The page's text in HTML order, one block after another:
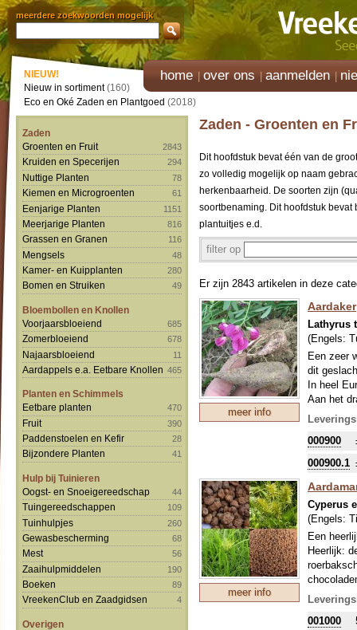
meerdere zoekwoorden mogelijk
home over ons aanmelden
NIEUW!
Nieuw in sortiment(160)
Eco en Oké Zaden en Plantgoed (2018)
Zaden
Groenten en Fruit
2843
Kruiden en Specerijen 294
Nuttige Planten 78
Kiemen en Microgroenten 61
Eenjarige Planten 1151
Meerjarige Planten 816
Grassen en Granen 116
Mengsels 48
Kamer- en Kuipplanten 280
Bomen en Struiken 49
Bloembollen en Knollen
Voorjaarsbloeiend
685
Zomerbloeiend 678
Najaarsbloeiend 11
Aardappels e.a. Eetbare Knollen 465
Planten en Schimmels
Eetbare planten
470
Fruit 390
Paddenstoelen en Kefir 28
Bijzondere Planten 41
Hulp bij Tuinieren
Oogst- en Snoeigereedschap
44
Tuingereedschappen 109
Tuinhulpjes 260
Gewasbescherming 68
Mest 56
Zaaihulpmiddelen 190
Boeken 89
VreekenClub en Zaadgidsen 4
Overigen
Zaden - Groenten en
Dit hoofdstuk bevat één van de
zo volledig mogelijk op naam
herkenbaarheid. De soorten zijn
soortbenaming. Dit hoofdstuk
plantuitjes e.d.
filter op
Er zijn 2843 artikelen in deze
meer info
Aardaker
Lathyrus
(Engels:
Een zeer
dit
In heel
Aan het
eeuwen
De plant
vergeten
Een oud
De
000900
000900.1
meer info
Cyperus
(Engels:
Een
Heerlijk:
een
Afrika,
kennen
001000